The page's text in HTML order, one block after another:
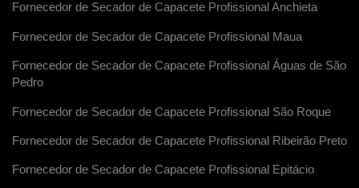
Fornecedor de Secador de Capacete Profissional Anchieta
Fornecedor de Secador de Capacete Profissional Maua
Fornecedor de Secador de Capacete Profissional Águas de São
Pedro
Fornecedor de Secador de Capacete Profissional São Roque
Fornecedor de Secador de Capacete Profissional Ribeirão Preto
Fornecedor de Secador de Capacete Profissional Epitácio